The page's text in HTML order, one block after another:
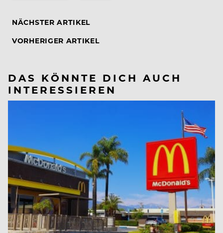
NÄCHSTER ARTIKEL
VORHERIGER ARTIKEL
DAS KÖNNTE DICH AUCH
INTERESSIEREN